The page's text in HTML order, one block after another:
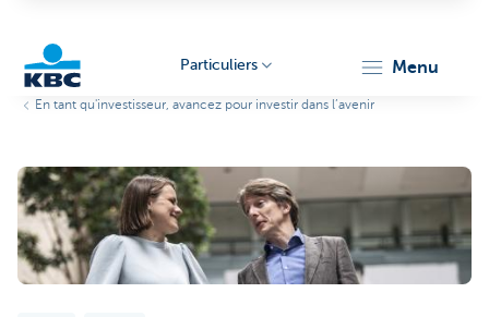
Particuliers menu
En tant qu'investisseur, avancez pour investir dans l’avenir